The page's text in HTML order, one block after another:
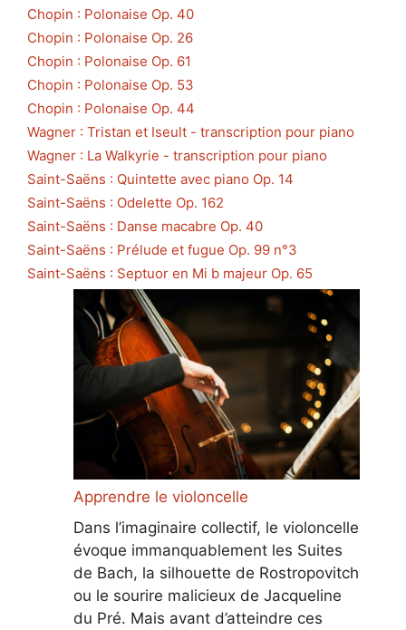
Chopin : Polonaise Op. 40
Chopin : Polonaise Op. 26
Chopin : Polonaise Op. 61
Chopin : Polonaise Op. 53
Chopin : Polonaise Op. 44
Wagner : Tristan et Iseult - transcription pour piano
Wagner : La Walkyrie - transcription pour piano
Saint-Saëns : Quintette avec piano Op. 14
Saint-Saëns : Odelette Op. 162
Saint-Saëns : Danse macabre Op. 40
Saint-Saëns : Prélude et fugue Op. 99 n°3
Saint-Saëns : Septuor en Mi b majeur Op. 65
Apprendre le violoncelle
Dans l’imaginaire collectif, le violoncelle
évoque immanquablement les Suites
de Bach, la silhouette de Rostropovitch
ou le sourire malicieux de Jacqueline
du Pré. Mais avant d’atteindre ces